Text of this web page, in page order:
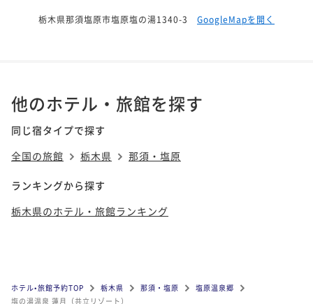
栃木県那須塩原市塩原塩の湯1340-3 GoogleMapを開く
他のホテル・旅館を探す
同じ宿タイプで探す
全国の旅館
栃木県 那須・塩原
ランキングから探す
栃木県のホテル・旅館ランキング
ホテル•旅館予約TOP 栃木県 那須・塩原
塩原温泉郷
塩の湯温泉 蓮月（共立リゾート）